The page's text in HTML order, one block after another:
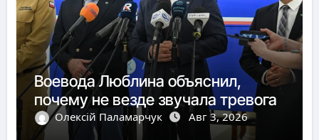
Воевода Люблина объяснил,
почему не везде звучала тревога
Олексій Паламарчук Авг 3, 2026